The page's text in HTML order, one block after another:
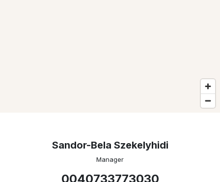
Sandor-Bela Szekelyhidi
Manager
0040733773030